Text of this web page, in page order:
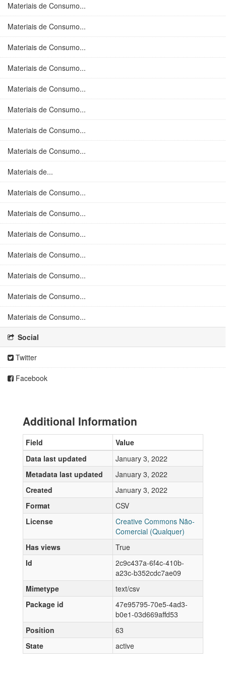
Materiais de Consumo...
Materiais de Consumo...
Materiais de Consumo...
Materiais de Consumo...
Materiais de Consumo...
Materiais de Consumo...
Materiais de Consumo...
Materiais de Consumo...
Materiais de...
Materiais de Consumo...
Materiais de Consumo...
Materiais de Consumo...
Materiais de Consumo...
Materiais de Consumo...
Materiais de Consumo...
Materiais de Consumo...
Social
Twitter
Facebook
Additional Information
Field
Value
Data last updated
January 3, 2022
Metadata last updated
January 3, 2022
Created
January 3, 2022
Format
CSV
License
Creative Commons Não-
Comercial (Qualquer)
Has views
True
Id
2c9c437a-6f4c-410b-
a23c-b352cdc7ae09
Mimetype
text/csv
Package id
47e95795-70e5-4ad3-
b0e1-03d669affd53
Position
63
State
active